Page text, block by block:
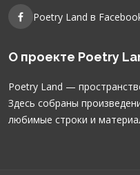
Poetry Land в
О проекте Poetry
Poetry Land —
Здесь собраны
любимые строки и